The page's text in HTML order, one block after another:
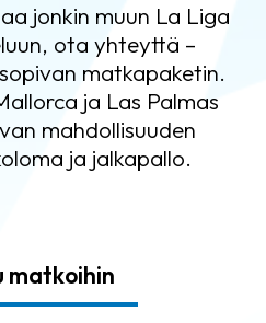
jonkin muun La Liga
ota yhteyttä –
matkapaketin.
ja Las Palmas
mahdollisuuden
ja jalkapallo.
matkoihin